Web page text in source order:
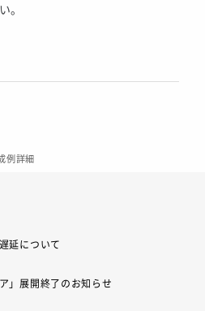
。
例詳細
延について
」展開終了のお知らせ